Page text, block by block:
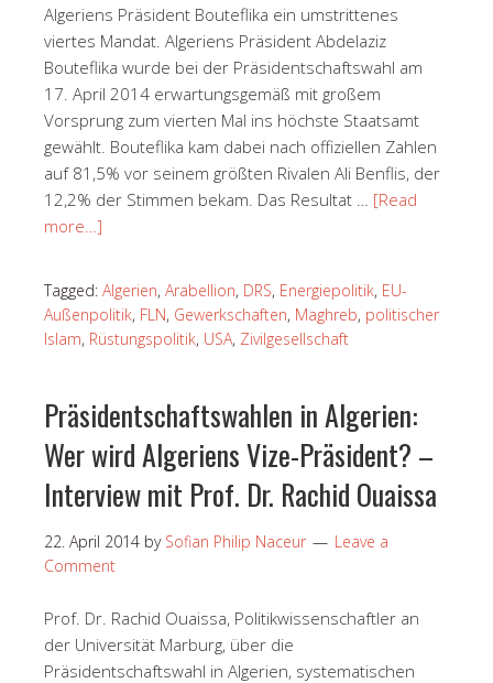
Algeriens Präsident Bouteflika ein umstrittenes
viertes Mandat. Algeriens Präsident Abdelaziz
Bouteflika wurde bei der Präsidentschaftswahl am
17. April 2014 erwartungsgemäß mit großem
Vorsprung zum vierten Mal ins höchste Staatsamt
gewählt. Bouteflika kam dabei nach offiziellen Zahlen
auf 81,5% vor seinem größten Rivalen Ali Benflis, der
12,2% der Stimmen bekam. Das Resultat … [Read
more…]
Tagged: Algerien, Arabellion, DRS, Energiepolitik, EU-
Außenpolitik, FLN, Gewerkschaften, Maghreb, politischer
Islam, Rüstungspolitik, USA, Zivilgesellschaft
Präsidentschaftswahlen in Algerien:
Wer wird Algeriens Vize-Präsident? –
Interview mit Prof. Dr. Rachid Ouaissa
22. April 2014 by Sofian Philip Naceur
Leave a
Comment
Prof. Dr. Rachid Ouaissa, Politikwissenschaftler an
der Universität Marburg, über die
Präsidentschaftswahl in Algerien, systematischen